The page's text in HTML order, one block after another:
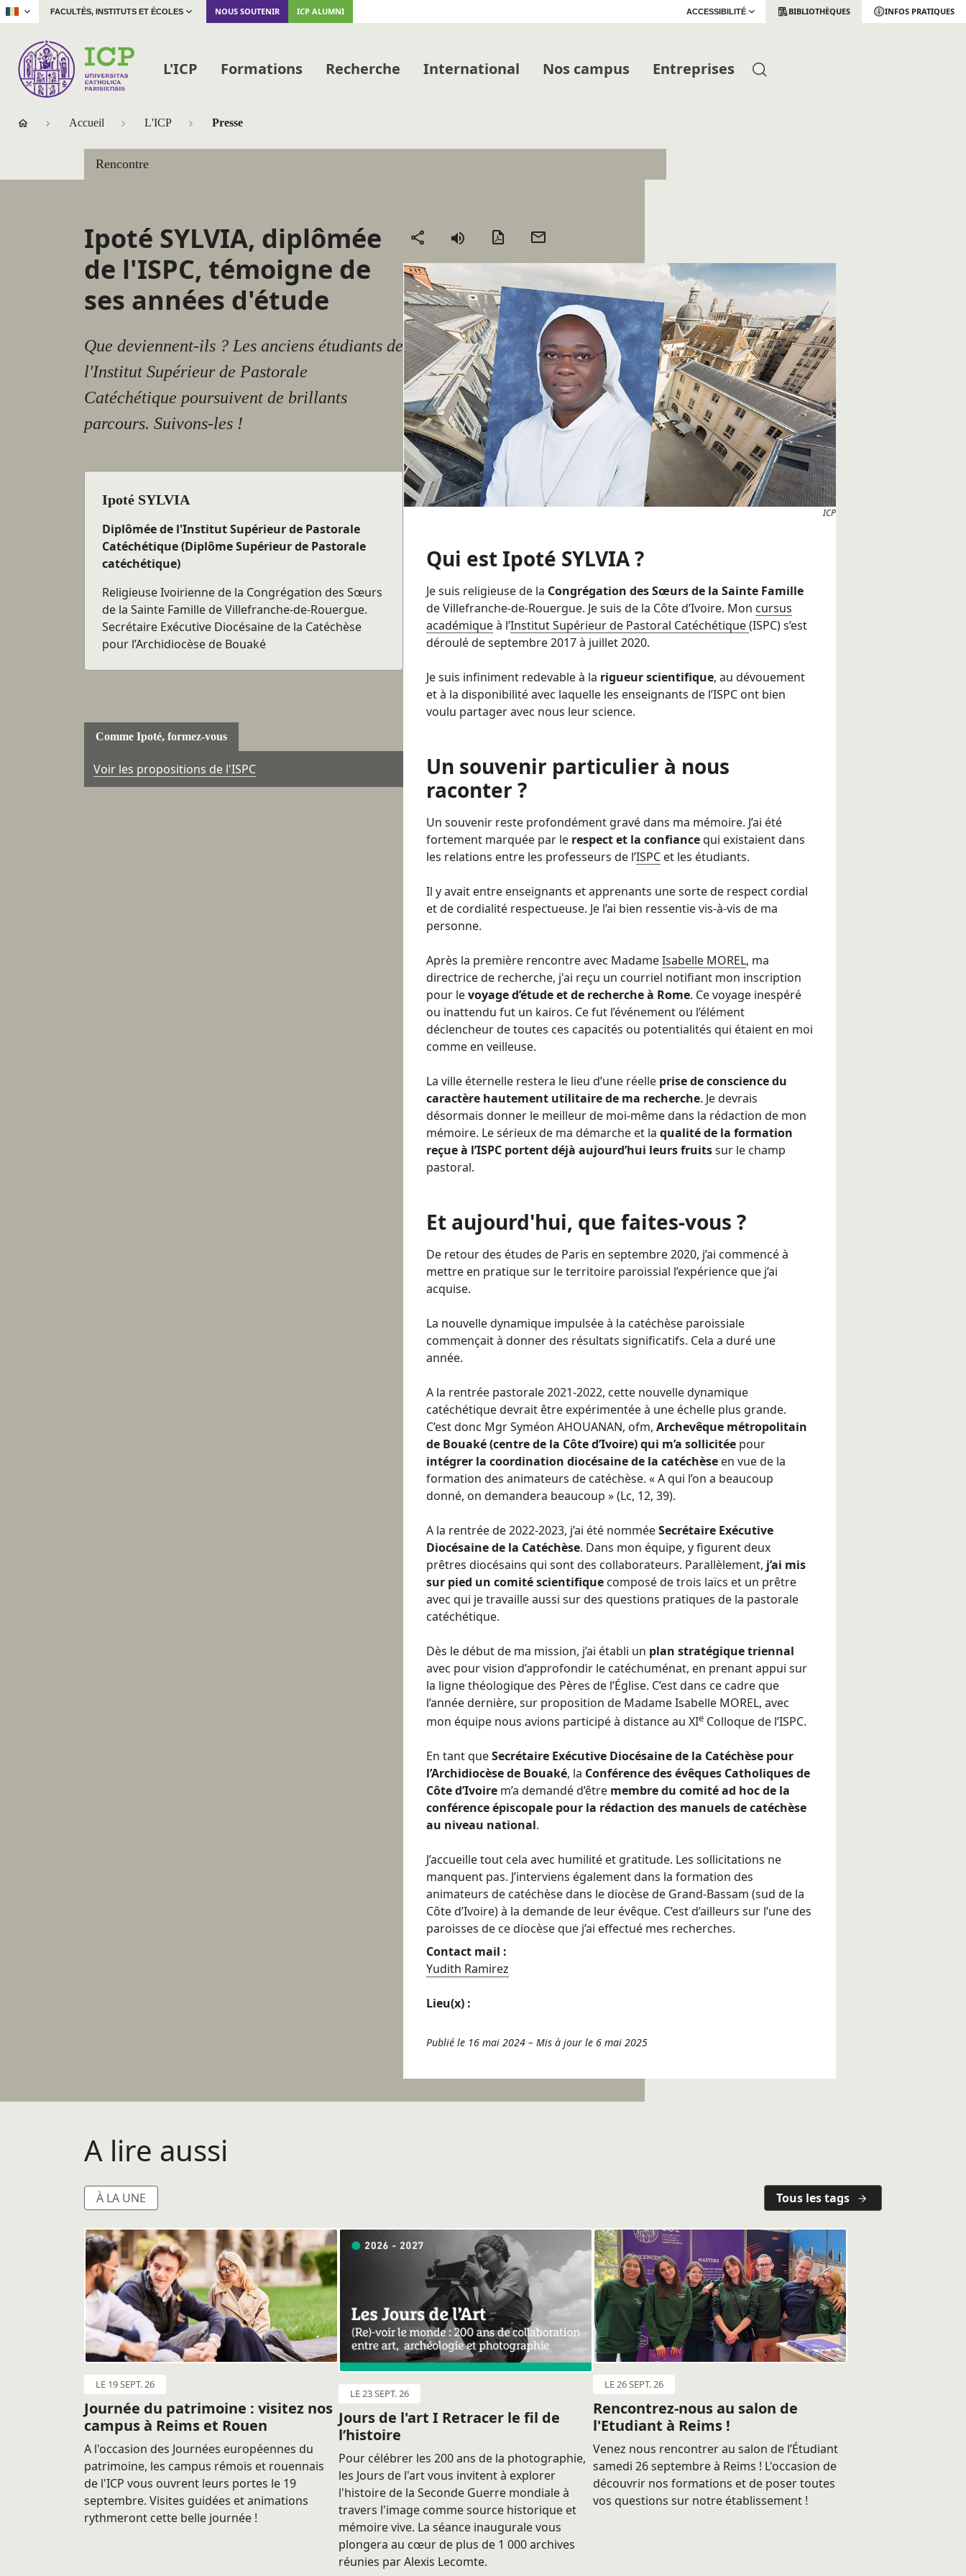
| FACULTÉS, INSTITUTS ET ÉCOLES NOUS SOUTENIR ICP ALUMNI ACCESSIBILITÉ BIBLIOTHÈQUES INFOS PRATIQUES
L'ICP Formations Recherche International Nos campus Entreprises
Accueil L'ICP Presse
Rencontre
Ipoté SYLVIA, diplômée
de l'ISPC, témoigne de
ses années d'étude
Que deviennent-ils ? Les anciens étudiants de
l'Institut Supérieur de Pastorale
Catéchétique poursuivent de brillants
parcours. Suivons-les !
Ipoté SYLVIA
Diplômée de l'Institut Supérieur de Pastorale
Catéchétique (Diplôme Supérieur de Pastorale
catéchétique)
Religieuse Ivoirienne de la Congrégation des Sœurs
de la Sainte Famille de Villefranche-de-Rouergue.
Secrétaire Exécutive Diocésaine de la Catéchèse
pour l’Archidiocèse de Bouaké
Comme Ipoté, formez-vous
Voir les propositions de l'ISPC
Partager
Version
mail
ICP
Qui est Ipoté SYLVIA ?
Je suis religieuse de la Congrégation des Sœurs de la Sainte Famille
de Villefranche-de-Rouergue. Je suis de la Côte d’Ivoire. Mon cursus
académiqueà l’Institut Supérieur de Pastoral Catéchétique(ISPC) s’est
déroulé de septembre 2017 à juillet 2020.
Je suis infiniment redevable à la rigueur scientifique, au dévouement
et à la disponibilité avec laquelle les enseignants de l’ISPC ont bien
voulu partager avec nous leur science.
Un souvenir particulier à nous
raconter ?
Un souvenir reste profondément gravé dans ma mémoire. J’ai été
fortement marquée par le respect et la confiancequi existaient dans
les relations entre les professeurs de l’ISPC et les étudiants.
Il y avait entre enseignants et apprenants une sorte de respect cordial
et de cordialité respectueuse. Je l’ai bien ressentie vis-à-vis de ma
personne.
Après la première rencontre avec MadameIsabelle MOREL, ma
directrice de recherche, j'ai reçu un courriel notifiant mon inscription
pour levoyage d’étude et de recherche à Rome. Ce voyage inespéré
ou inattendu fut un kairos. Ce fut l’événement ou l’élément
déclencheur de toutes ces capacités ou potentialités qui étaient en moi
comme en veilleuse.
La ville éternelle restera le lieu d’une réelle prise de conscience du
caractère hautement utilitaire de ma recherche. Je devrais
désormais donner le meilleur de moi-même dans la rédaction de mon
mémoire. Le sérieux de ma démarche et la qualité de la formation
reçue à l’ISPC portent déjà aujourd’hui leurs fruitssur le champ
pastoral.
Et aujourd'hui, que faites-vous ?
De retour des études de Paris en septembre 2020, j’ai commencé à
mettre en pratique sur le territoire paroissial l’expérience que j’ai
acquise.
La nouvelle dynamique impulsée à la catéchèse paroissiale
commençait à donner des résultats significatifs. Cela a duré une
année.
A la rentrée pastorale 2021-2022, cette nouvelle dynamique
catéchétique devrait être expérimentée à une échelle plus grande.
C’est donc Mgr Syméon AHOUANAN, ofm, Archevêque métropolitain
de Bouaké (centre de la Côte d’Ivoire) qui m’a sollicitée pour
intégrer la coordination diocésaine de la catéchèse en vue de la
formation des animateurs de catéchèse. « A qui l’on a beaucoup
donné, on demandera beaucoup » (Lc, 12, 39).
A la rentrée de 2022-2023, j’ai été nomméeSecrétaire Exécutive
Diocésaine de la Catéchèse. Dans mon équipe, y figurent deux
prêtres diocésains qui sont des collaborateurs. Parallèlement, j’ai mis
sur pied un comité scientifique composé de trois laïcs et un prêtre
avec qui je travaille aussi sur des questions pratiques de la pastorale
catéchétique.
Dès le début de ma mission, j’ai établi un plan stratégique triennal
avec pour vision d’approfondir le catéchuménat, en prenant appui sur
la ligne théologique des Pères de l’Église. C’est dans ce cadre que
l’année dernière, sur proposition de Madame Isabelle MOREL, avec
mon équipe nous avions participé à distance au XIe Colloque de l’ISPC.
En tant queSecrétaire Exécutive Diocésaine de la Catéchèse pour
l’Archidiocèse de Bouaké, la Conférence des évêques Catholiques de
Côte d’Ivoire m’a demandé d’être membre du comité ad hoc de la
conférence épiscopale pour la rédaction des manuels de catéchèse
au niveau national.
J’accueille tout cela avec humilité et gratitude. Les sollicitations ne
manquent pas. J’interviens également dans la formation des
animateurs de catéchèse dans le diocèse de Grand-Bassam (sud de la
Côte d’Ivoire) à la demande de leur évêque. C’est d’ailleurs sur l’une des
paroisses de ce diocèse que j’ai effectué mes recherches.
Contact mail :
Yudith Ramirez
Lieu(x) :
Publié le 16 mai 2024 – Mis à jour le 6 mai 2025
A lire aussi
À LA UNE Tous les tags
LE 19 SEPT. 26
Journée du patrimoine : visitez nos
campus à Reims et Rouen
A l'occasion des Journées européennes du
patrimoine, les campus rémois et rouennais
de l'ICP vous ouvrent leurs portes le 19
septembre. Visites guidées et animations
rythmeront cette belle journée !
LE 23 SEPT. 26
Jours de l'art I Retracer le fil de
l’histoire
Pour célébrer les 200 ans de la photographie,
les Jours de l'art vous invitent à explorer
l'histoire de la Seconde Guerre mondiale à
travers l'image comme source historique et
mémoire vive. La séance inaugurale vous
plongera au cœur de plus de 1 000 archives
réunies par Alexis Lecomte.
LE 26 SEPT. 26
Rencontrez-nous au salon de
l'Etudiant à Reims !
Venez nous rencontrer au salon de l’Étudiant
samedi 26 septembre à Reims ! L'occasion de
découvrir nos formations et de poser toutes
vos questions sur notre établissement !